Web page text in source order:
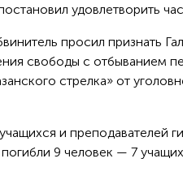
удовлетворить
просил признать
свободы с отбыванием
стрелка» от
и преподавателей
9 человек — 7